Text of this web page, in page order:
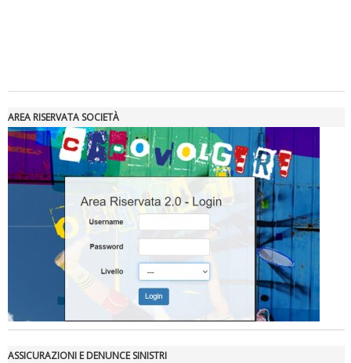
Tiziano Pesce a Radio InBlu2000 traccia il bilancio della stagione
Ddl Lobby, Uisp: “Il Parlamento valorizzi le nostre specificità"
AREA RISERVATA SOCIETÀ
ASSICURAZIONI E DENUNCE SINISTRI